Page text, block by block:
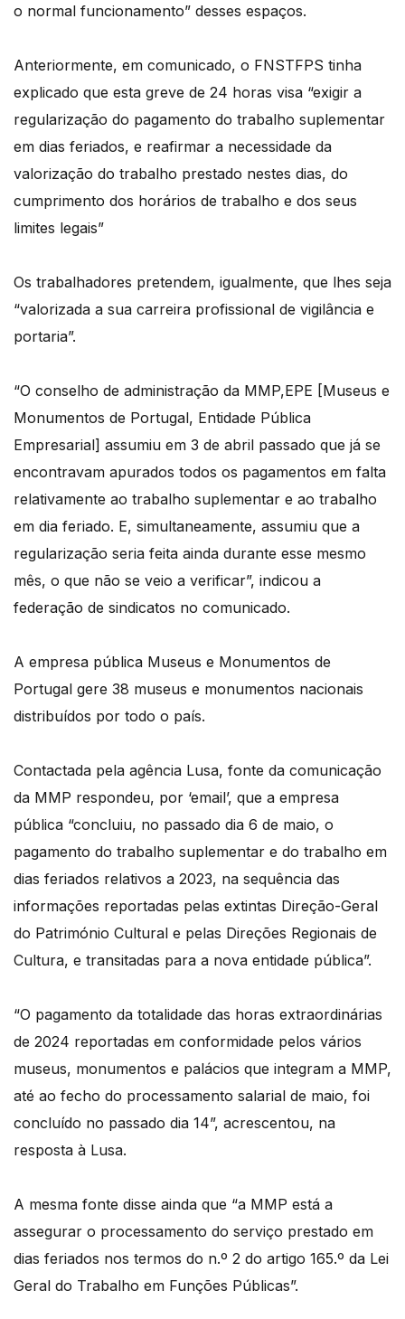
o normal funcionamento” desses espaços.
Anteriormente, em comunicado, o FNSTFPS tinha
explicado que esta greve de 24 horas visa “exigir a
regularização do pagamento do trabalho suplementar
em dias feriados, e reafirmar a necessidade da
valorização do trabalho prestado nestes dias, do
cumprimento dos horários de trabalho e dos seus
limites legais”
Os trabalhadores pretendem, igualmente, que lhes seja
“valorizada a sua carreira profissional de vigilância e
portaria”.
“O conselho de administração da MMP,EPE [Museus e
Monumentos de Portugal, Entidade Pública
Empresarial] assumiu em 3 de abril passado que já se
encontravam apurados todos os pagamentos em falta
relativamente ao trabalho suplementar e ao trabalho
em dia feriado. E, simultaneamente, assumiu que a
regularização seria feita ainda durante esse mesmo
mês, o que não se veio a verificar”, indicou a
federação de sindicatos no comunicado.
A empresa pública Museus e Monumentos de
Portugal gere 38 museus e monumentos nacionais
distribuídos por todo o país.
Contactada pela agência Lusa, fonte da comunicação
da MMP respondeu, por ‘email’, que a empresa
pública “concluiu, no passado dia 6 de maio, o
pagamento do trabalho suplementar e do trabalho em
dias feriados relativos a 2023, na sequência das
informações reportadas pelas extintas Direção-Geral
do Património Cultural e pelas Direções Regionais de
Cultura, e transitadas para a nova entidade pública”.
“O pagamento da totalidade das horas extraordinárias
de 2024 reportadas em conformidade pelos vários
museus, monumentos e palácios que integram a MMP,
até ao fecho do processamento salarial de maio, foi
concluído no passado dia 14”, acrescentou, na
resposta à Lusa.
A mesma fonte disse ainda que “a MMP está a
assegurar o processamento do serviço prestado em
dias feriados nos termos do n.º 2 do artigo 165.º da Lei
Geral do Trabalho em Funções Públicas”.